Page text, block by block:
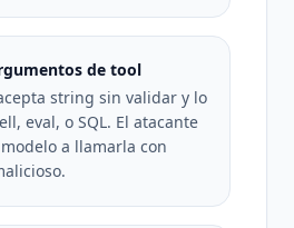
de tool
string sin validar y lo
eval, o SQL. El atacante
a llamarla con